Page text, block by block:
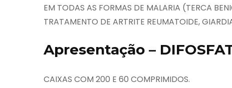
EM TODAS AS FORMAS DE MALARIA (TERCA
TRATAMENTO DE ARTRITE REUMATOIDE,
Apresentação –
CAIXAS COM 200 E 60 COMPRIMIDOS.